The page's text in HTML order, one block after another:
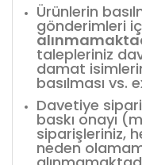
Ürünlerin
gönderimleri
talepleriniz
damat
basılması vs.
Davetiye
baskı onayı
siparişleriniz,
neden